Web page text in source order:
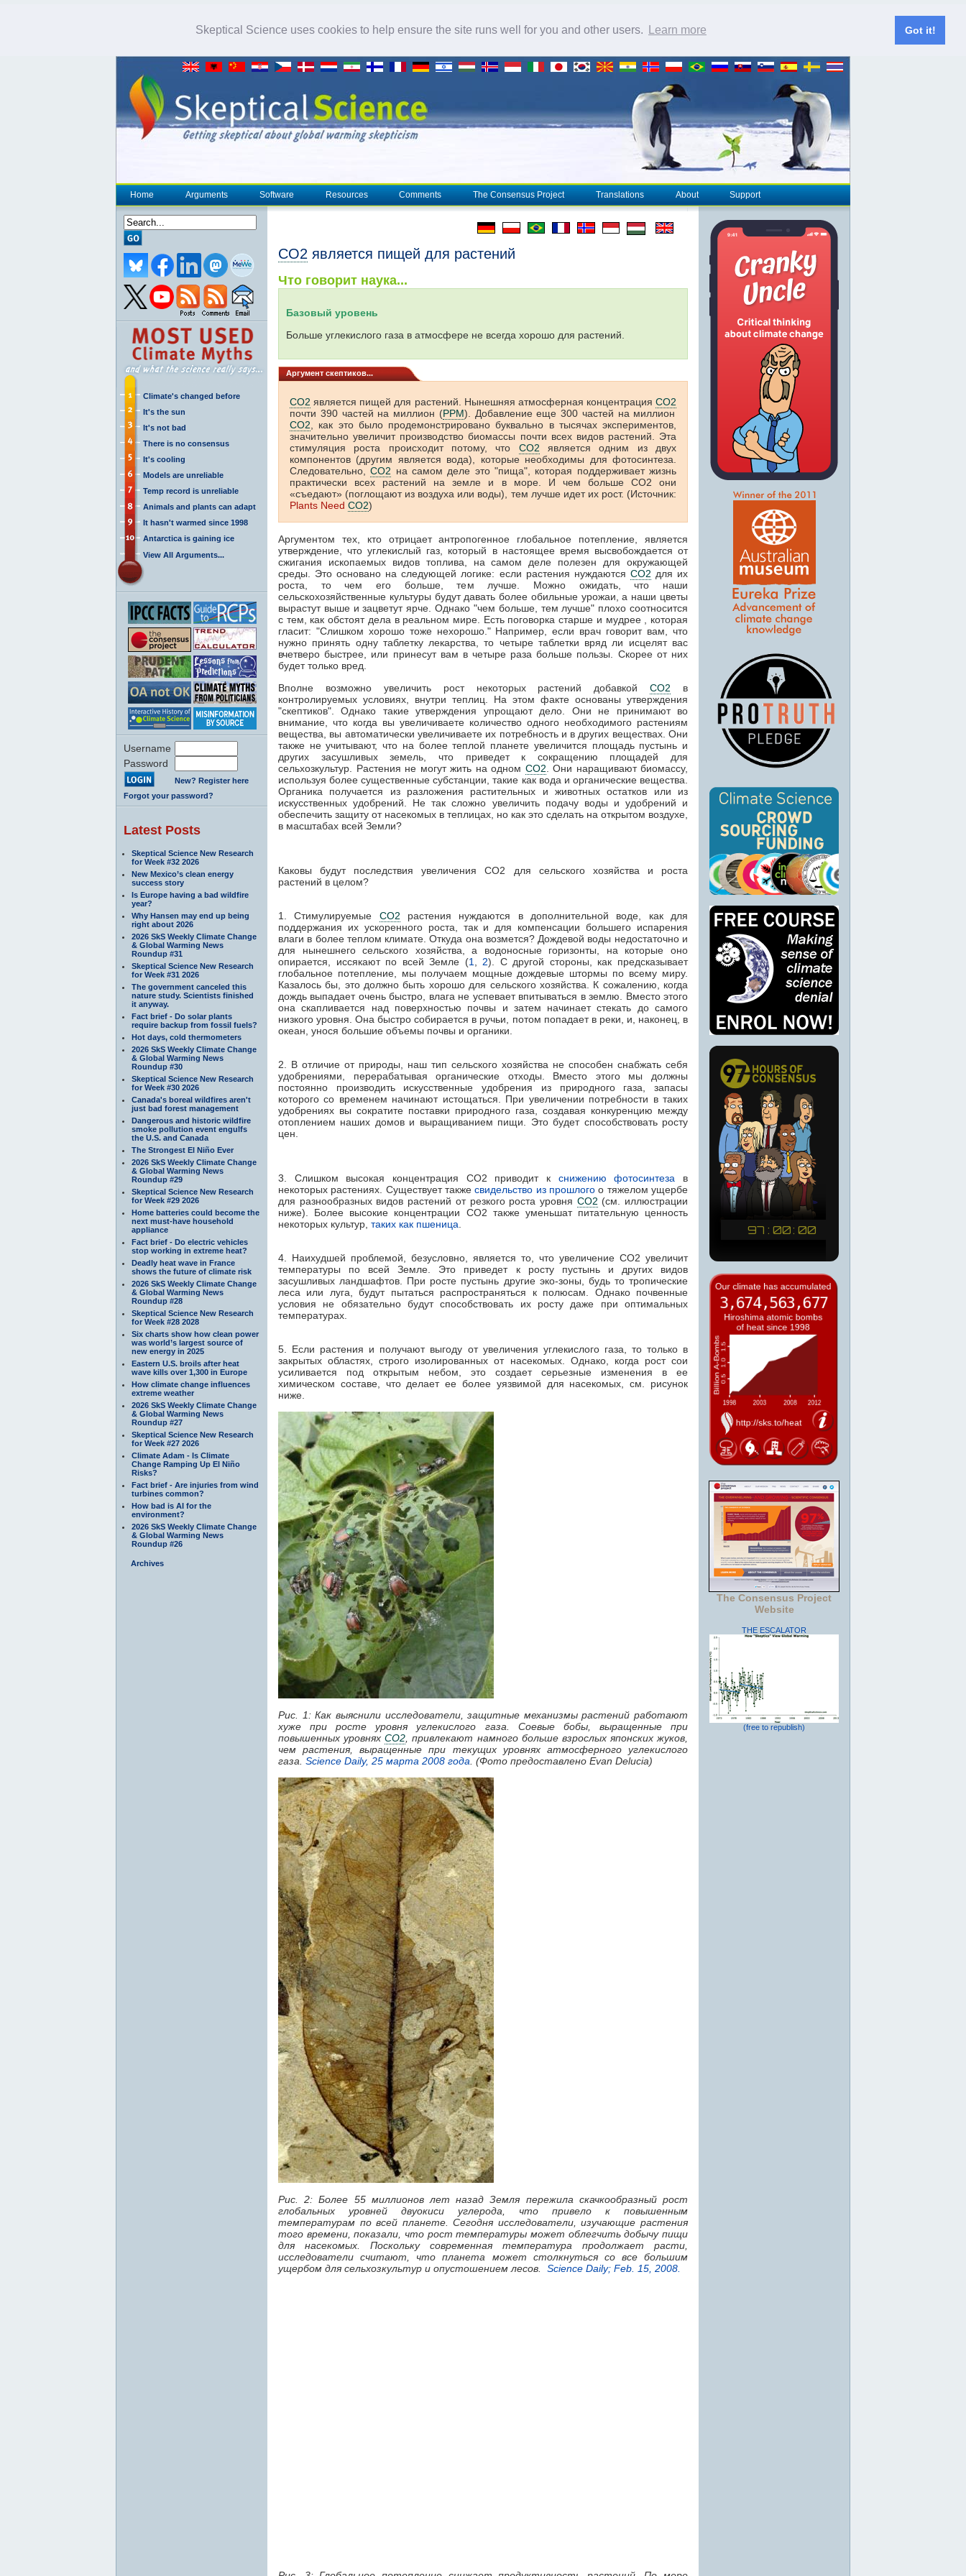
Skeptical Science uses cookies to help ensure the site runs well for you and other users. Learn more Got it!
Home Arguments Software Resources Comments The Consensus Project Translations About Support
Climate's changed before
It's the sun
It's not bad
There is no consensus
It's cooling
Models are unreliable
Temp record is unreliable
Animals and plants can adapt
It hasn't warmed since 1998
Antarctica is gaining ice
View All Arguments...
Username
Password
New? Register here
Forgot your password?
Latest Posts
Skeptical Science New Research
for Week #32 2026
New Mexico’s clean energy
success story
Is Europe having a bad wildfire
year?
Why Hansen may end up being
right about 2026
2026 SkS Weekly Climate Change
& Global Warming News
Roundup #31
Skeptical Science New Research
for Week #31 2026
The government canceled this
nature study. Scientists finished
it anyway.
Fact brief - Do solar plants
require backup from fossil fuels?
Hot days, cold thermometers
2026 SkS Weekly Climate Change
& Global Warming News
Roundup #30
Skeptical Science New Research
for Week #30 2026
Canada's boreal wildfires aren't
just bad forest management
Dangerous and historic wildfire
smoke pollution event engulfs
the U.S. and Canada
The Strongest El Niño Ever
2026 SkS Weekly Climate Change
& Global Warming News
Roundup #29
Skeptical Science New Research
for Week #29 2026
Home batteries could become the
next must-have household
appliance
Fact brief - Do electric vehicles
stop working in extreme heat?
Deadly heat wave in France
shows the future of climate risk
2026 SkS Weekly Climate Change
& Global Warming News
Roundup #28
Skeptical Science New Research
for Week #28 2028
Six charts show how clean power
was world’s largest source of
new energy in 2025
Eastern U.S. broils after heat
wave kills over 1,300 in Europe
How climate change influences
extreme weather
2026 SkS Weekly Climate Change
& Global Warming News
Roundup #27
Skeptical Science New Research
for Week #27 2026
Climate Adam - Is Climate
Change Ramping Up El Niño
Risks?
Fact brief - Are injuries from wind
turbines common?
How bad is AI for the
environment?
2026 SkS Weekly Climate Change
& Global Warming News
Roundup #26
Archives
CO2 является пищей для растений
Что говорит наука...
Базовый уровень
Больше углекислого газа в атмосфере не всегда хорошо для растений.
Аргумент скептиков...
CO2 является пищей для растений. Нынешняя атмосферная концентрация CO2
почти 390 частей на миллион (PPM). Добавление еще 300 частей на миллион
CO2 , как это было продемонстрировано буквально в тысячах экспериментов,
значительно увеличит производство биомассы почти всех видов растений. Эта
стимуляция роста происходит потому, что CO2 является одним из двух
компонентов (другим является вода), которые необходимы для фотосинтеза.
Следовательно,CO2 на самом деле это "пища", которая поддерживает жизнь
практически всех растений на земле и в море. И чем больше СО2 они
«съедают» (поглощают из воздуха или воды), тем лучше идет их рост. (Источник:
Plants Need CO2)
Аргументом тех, кто отрицает антропогенное глобальное потепление, является
утверждение, что углекислый газ, который в настоящее время высвобождается от
сжигания ископаемых видов топлива, на самом деле полезен для окружающей
среды. Это основано на следующей логике: если растения нуждаются CO2 для их
роста, то чем его больше, тем лучше. Можно ожидать, что наши
сельскохозяйственные культуры будут давать более обильные урожаи, а наши цветы
вырастут выше и зацветут ярче. Однако "чем больше, тем лучше" плохо соотносится
с тем, как обстоят дела в реальном мире. Есть поговорка старше и мудрее , которая
гласит: "Слишком хорошо тоже нехорошо." Например, если врач говорит вам, что
нужно принять одну таблетку лекарства, то четыре таблетки вряд ли исцелят вас
вчетверо быстрее, или принесут вам в четыре раза больше пользы. Скорее от них
будет только вред.
Вполне возможно увеличить рост некоторых растений добавкойCO2 в
контролируемых условиях, внутри теплиц. На этом факте основаны утверждения
"скептиков". Однако такие утверждения упрощают дело. Они не принимают во
внимание, что когда вы увеличиваете количество одного необходимого растениям
вещества, вы автоматически увеличиваете их потребность и в других веществах. Они
также не учитывают, что на более теплой планете увеличится площадь пустынь и
других засушливых земель, что приведет к сокращению площадей для
сельхозкультур. Растения не могут жить на одном CO2 . Они наращивают биомассу,
используя более существенные субстанции, такие как вода и органические вещества.
Органика получается из разложения растительных и животных остатков или из
искусственных удобрений. Не так сложно увеличить подачу воды и удобрений и
обеспечить защиту от насекомых в теплицах, но как это сделать на открытом воздухе,
в масштабах всей Земли?
Каковы будут последствия увеличения СО2 для сельского хозяйства и роста
растений в целом?
1. Стимулируемые CO2 растения нуждаются в дополнительной воде, как для
поддержания их ускоренного роста, так и для компенсации большего испарения
влаги в более теплом климате. Откуда она возмется? Дождевой воды недостаточно и
для нынешнего сельского хозяйства, а водоносные горизонты, на которые оно
опирается, иссякают по всей Земле (1 2). С другой стороны, как предсказывает
глобальное потепление, мы получаем мощные дождевые штормы по всему миру.
Казалось бы, это должно быть хорошо для сельского хозяйства. К сожалению, когда
дождь выпадает очень быстро, влага не успевает впитываться в землю. Вместо этого
она скапливается над поверхностью почвы и затем начинает стекать до самого
низкого уровня. Она быстро собирается в ручьи, потом попадает в реки, и, наконец, в
океан, унося большие объемы почвы и органики.
2. В отличие от природы, наш тип сельского хозяйства не способен снабжать себя
удобрениями, перерабатывая органические отходы. Вместо этого мы должны
постоянно производить искусственные удобрения из природного газа, запасы
которого со временем начинают истощаться. При увеличении потребности в таких
удобрениях вы сократите поставки природного газа, создавая конкуренцию между
отоплением наших домов и выращиванием пищи. Это будет способствовать росту
цен.
3. Слишком высокая концентрация СО2 приводит к снижению фотосинтеза в
некоторых растениях. Существует такжесвидельство из прошлого о тяжелом ущербе
для разнообразных видов растений от резкого роста уровня CO2 (см. иллюстрации
ниже). Более высокие концентрации СО2 также уменьшат питательную ценность
некоторых культур, таких как пшеница
4. Наихудшей проблемой, безусловно, является то, что увеличение СО2 увеличит
температуры по всей Земле. Это приведет к росту пустынь и других видов
засушливых ландшафтов. При росте пустынь другие эко-зоны, будь то тропические
леса или луга, будут пытаться распространяться к полюсам. Однако почвенные
условия не обязательно будут способствовать их росту даже при оптимальных
температурах.
5. Если растения и получают выгоду от увеличения углекислого газа, то только в
закрытых областях, строго изолированных от насекомых. Однако, когда рост сои
усиливается под открытым небом, это создает серьезные изменения в ее
химическом составе, что делает ее более уязвимой для насекомых, см. рисунок
ниже.
Рис. 1: Как выяснили исследователи, защитные механизмы растений работают
хуже при росте уровня углекислого газа. Соевые бобы, выращенные при
повышенных уровняхCO2 , привлекают намного больше взрослых японских жуков,
чем растения, выращенные при текущих уровнях атмосферного углекислого
газа. Science Daily, 25 марта 2008 года . (Фото предоставлено Evan Delucia)
Рис. 2: Более 55 миллионов лет назад Земля пережила скачкообразный рост
глобальных уровней двуокиси углерода, что привело к повышенным
температурам по всей планете. Сегодня исследователи, изучающие растения
того времени, показали, что рост температуры может облегчить добычу пищи
для насекомых. Поскольку современная температура продолжает расти,
исследователи считают, что планета может столкнуться со все большим
ущербом для сельхозкультур и опустошением лесов.
Science Daily; Feb. 15, 2008.
The Consensus Project
Website
THE ESCALATOR
(free to republish)